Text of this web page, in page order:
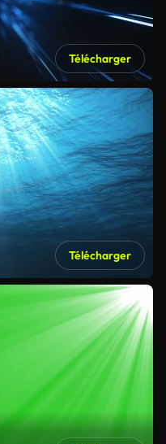
Télécharger
Télécharger